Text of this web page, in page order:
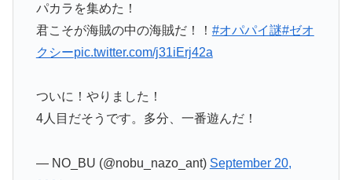
パカラを集めた！
君こそが海賊の中の海賊だ！！ #オパパイ謎#ゼオ
クシーpic.twitter.com/j31iErj42a
ついに！やりました！
4人目だそうです。多分、一番遊んだ！
— NO_BU (@nobu_nazo_ant) September 20,